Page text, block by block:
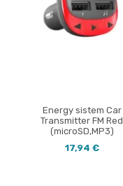
Energy sistem Car
Transmitter FM Red
(microSD,MP3)
17,94 €